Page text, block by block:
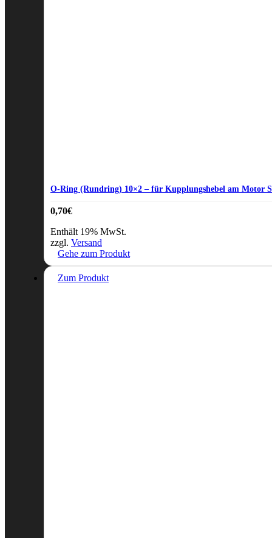
O-Ring (Rundring) 10×2 – für Kupplungshebel am Motor
0,70€
Enthält 19% MwSt.
zzgl. Versand
Gehe zum Produkt
Zum Produkt